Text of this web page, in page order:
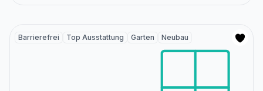
Barrierefrei Top Ausstattung Garten Neubau